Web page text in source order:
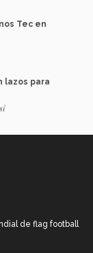
Tec en
lazos para
de flag football